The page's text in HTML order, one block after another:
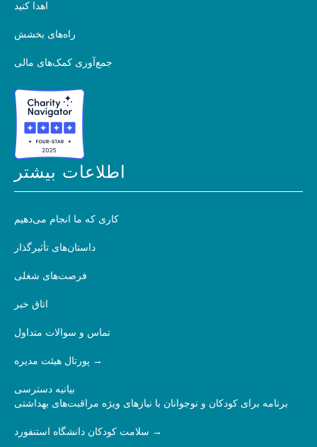
اهدا کنید
راه‌های بخشش
جمع‌آوری کمک‌های مالی
اطلاعات بیشتر
کاری که ما انجام می‌دهیم
داستان‌های تأثیرگذار
فرصت‌های شغلی
اتاق خبر
تماس و سوالات متداول
پورتال هیئت مدیره
بیانیه دسترسی
برنامه برای کودکان و نوجوانان با نیازهای ویژه مراقبت‌های بهداشتی
سلامت کودکان دانشگاه استنفورد